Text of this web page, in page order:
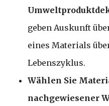
geben Auskunft
eines Materials
Lebenszyklus.
Wählen Sie
nachgewiesener